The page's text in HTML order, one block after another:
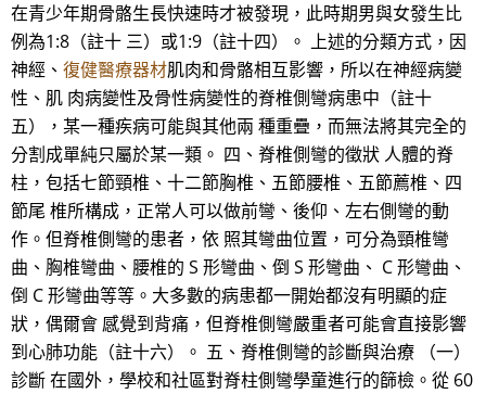
在青少年期骨骼生長快速時才被發現，此時期男與女發生比
例為1:8（註十 三）或1:9（註十四）。 上述的分類方式，因
神經、 復健醫療器材肌肉和骨骼相互影響，所以在神經病變
性、肌 肉病變性及骨性病變性的脊椎側彎病患中（註十
五），某一種疾病可能與其他兩 種重疊，而無法將其完全的
分割成單純只屬於某一類。 四、脊椎側彎的徵狀 人體的脊
柱，包括七節頸椎、十二節胸椎、五節腰椎、五節薦椎、四
節尾 椎所構成，正常人可以做前彎、後仰、左右側彎的動
作。但脊椎側彎的患者，依 照其彎曲位置，可分為頸椎彎
曲、胸椎彎曲、腰椎的 S 形彎曲、倒 S 形彎曲、 C 形彎曲、
倒 C 形彎曲等等。大多數的病患都一開始都沒有明顯的症
狀，偶爾會 感覺到背痛，但脊椎側彎嚴重者可能會直接影響
到心肺功能（註十六）。 五、脊椎側彎的診斷與治療 （一）
診斷 在國外，學校和社區對脊柱側彎學童進行的篩檢。從 60